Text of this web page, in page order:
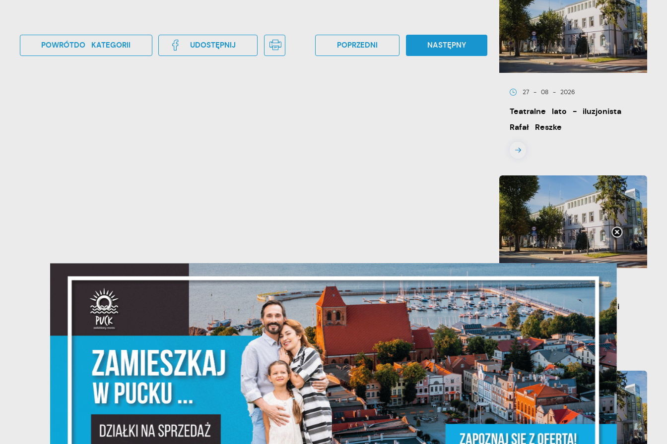
POWRÓTDO KATEGORII UDOSTĘPNIJ POPRZEDNI NASTĘPNY
27 - 08 - 2026
Teatralne lato - iluzjonista
Rafał Reszke
20 - 08 - 2026
Teatralne lato - Zdrowo i
kolorowo
Ustawienia
Szanujemy Twoją prywatność. Możesz zmienić ustawienia cookies lub
zaakceptować je wszystkie. W dowolnym momencie możesz dokonać zmiany
swoich ustawień.
Niezbędne
Niezbędne pliki cookies służą do prawidłowego funkcjonowania strony
internetowej i umożliwiają Ci komfortowe korzystanie z oferowanych przez
Pliki cookies odpowiadają na podejmowane przez Ciebie działania w celu
m.in. dostosowania Twoich ustawień preferencji prywatności, logowania czy